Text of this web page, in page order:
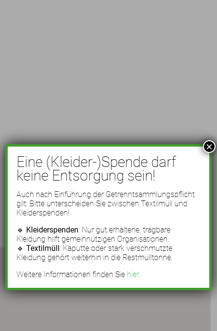
Eine (Kleider-)Spende darf
keine Entsorgung sein!
Auch nach Einführung der Getrenntsammlungspflicht
gilt: Bitte unterscheiden Sie zwischen Textilmüll und
Kleiderspenden!
🔹 Kleiderspenden: Nur gut erhaltene, tragbare
Kleidung hilft gemeinnützigen Organisationen.
🔹Textilmüll: Kaputte oder stark verschmutzte
Kleidung gehört weiterhin in die Restmülltonne.
Weitere Informationen finden Sie hier.
×